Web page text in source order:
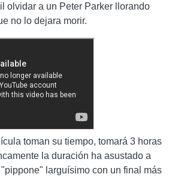
olvidar a un Peter Parker llorando
no lo dejara morir.
toman su tiempo, tomará 3 horas
la duración ha asustado a
larguísimo con un final más